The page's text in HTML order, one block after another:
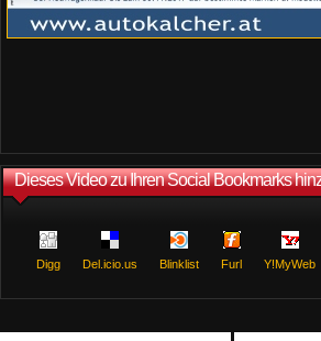
Dieses Video zu Ihren Social Bookmarks
Digg Del.icio.us Blinklist Furl Y!MyWeb